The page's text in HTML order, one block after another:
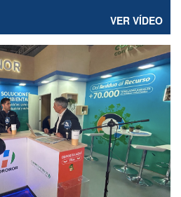
VER VÍDEO